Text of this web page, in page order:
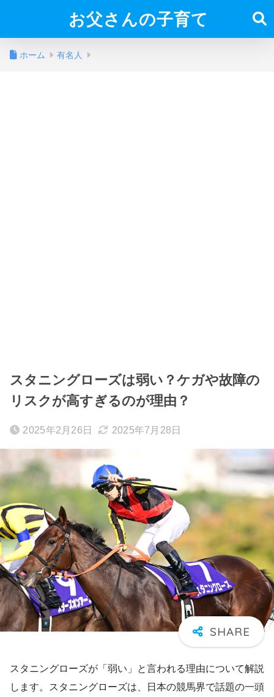
お父さんの子育て
ホーム 有名人
スタニングローズは弱い？ケガや故障の
リスクが高すぎるのが理由？
2025年2月26日 2025年7月28日
スタニングローズが「弱い」と言われる理由について解説
します。スタニングローズは、日本の競馬界で話題の一頭